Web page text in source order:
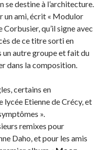
se destine à l’architecture.
un ami, écrit « Modulor
qu’il signe avec
de ce titre sorti en
un autre groupe et fait du
dans la composition.
certains en
Etienne de Crécy, et
».
remixes pour
Daho, et pour les amis